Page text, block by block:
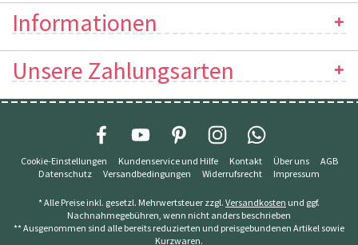
Informationen
Unsere Zahlungsarten
Cookie-Einstellungen Kundenservice und Hilfe Kontakt Über uns
AGB
Datenschutz
Versandbedingungen Widerrufsrecht Impressum
* Alle Preise inkl. gesetzl. Mehrwertsteuer zzgl. Versandkosten und ggf.
Nachnahmegebühren, wenn nicht anders beschrieben
** Ausgenommen sind alle bereits reduzierten und preisgebundenen Artikel sowie
Kurzwaren.